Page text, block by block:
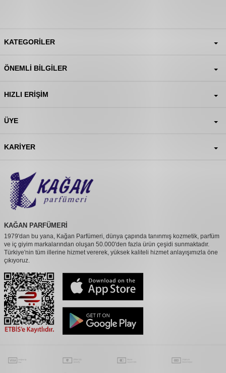
KATEGORILER
ÖNEMLI BILGILER
HIZLI ERIŞIM
ÜYE
KARIYER
KAĞAN PARFÜMERİ
1979'dan bu yana, Kağan Parfümeri, dünya çapında tanınmış kozmetik, parfüm
ve iç giyim markalarından oluşan 50.000'den fazla ürün çeşidi sunmaktadır.
Türkiye'nin tüm illerine hizmet vererek, yüksek kaliteli hizmet anlayışımızla öne
çıkıyoruz.